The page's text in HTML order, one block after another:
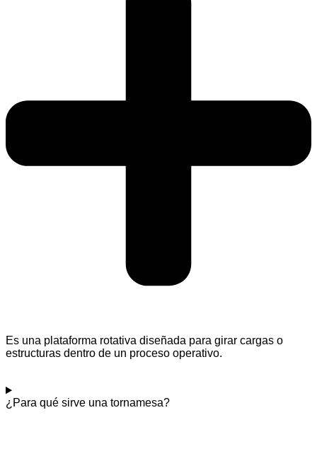
Es una plataforma rotativa diseñada para girar cargas o
estructuras dentro de un proceso operativo.
¿Para qué sirve una tornamesa?